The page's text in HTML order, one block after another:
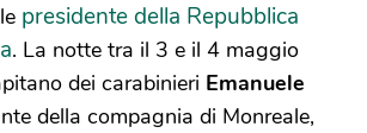
presidente della Repubblica
. La notte tra il 3 e il 4 maggio
dei carabinieri Emanuele
della compagnia di Monreale,